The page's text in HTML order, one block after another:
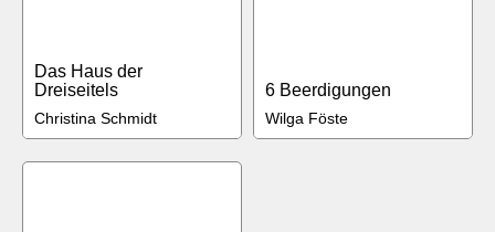
Das Haus der
Dreiseitels
Christina Schmidt
6 Beerdigungen
Wilga Föste